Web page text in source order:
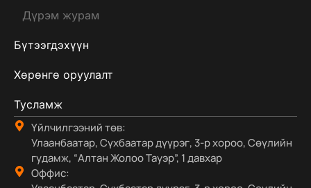
Бүтээгдэхүүн
Хөрөнгө оруулалт
Тусламж
Дүрэм журам
Үйлчилгээний төв:
Улаанбаатар, Сүхбаатар дүүрэг, 3-р хороо, Сөүлийн
гудамж, “Алтан Жолоо Тауэр”, 1 давхар
Оффис: